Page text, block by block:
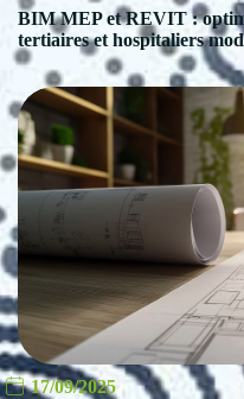
BIM MEP et REVIT :
tertiaires et hospitaliers
17/09/2025